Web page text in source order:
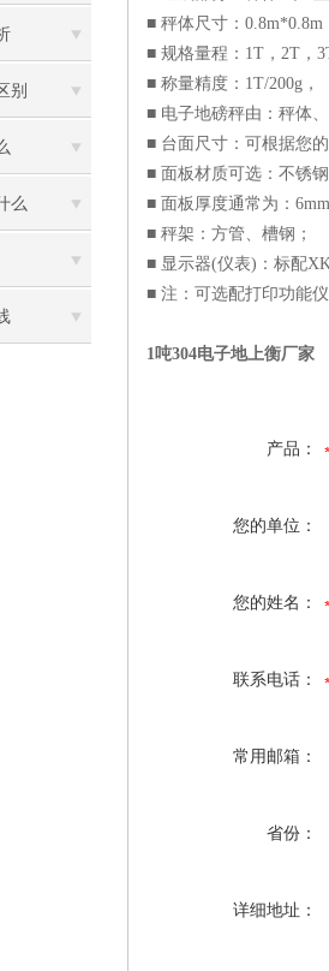
别
么
■ 秤体尺寸：0.8m*0.8m
■ 规格量程：1T，2T，
■ 称量精度：1T/200g
■ 电子地磅秤由：秤体
■ 台面尺寸：可根据您
■ 面板材质可选：不锈
■ 面板厚度通常为：
■ 秤架：方管、槽钢；
■ 显示器(仪表)：标配
■ 注：可选配打印功能
1吨304电子地上衡厂家
产品：
您的单位：
您的姓名：
联系电话：
常用邮箱：
省份：
详细地址：